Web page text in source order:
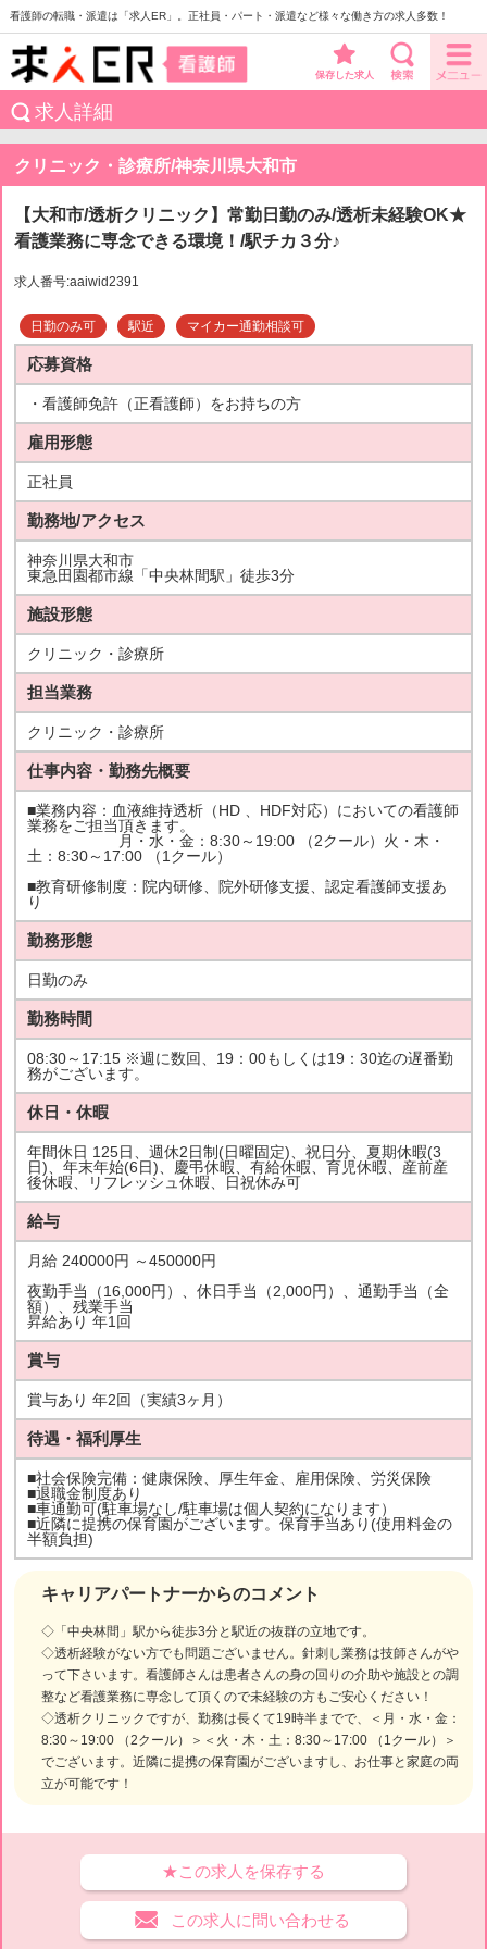
看護師の転職・派遣は「求人ER」。正社員・パート・派遣など様々な働き方の求人多数！
保存した求人
求人詳細
クリニック・診療所/神奈川県大和市
【大和市/透析クリニック】常勤日勤のみ/透析未経験OK★
看護業務に専念できる環境！/駅チカ３分♪
求人番号:aaiwid2391
日勤のみ可 駅近 マイカー通勤相談可
キャリアパートナーからのコメント
◇「中央林間」駅から徒歩3分と駅近の抜群の立地です。
◇透析経験がない方でも問題ございません。針刺し業務は技師さんがや
って下さいます。看護師さんは患者さんの身の回りの介助や施設との調
整など看護業務に専念して頂くので未経験の方もご安心ください！
◇透析クリニックですが、勤務は長くて19時半までで、＜月・水・金：
8:30～19:00 （2クール）＞＜火・木・土：8:30～17:00 （1クール）＞
でございます。近隣に提携の保育園がございますし、お仕事と家庭の両
立が可能です！
応募資格
・看護師免許（正看護師）をお持ちの方
雇用形態
正社員
勤務地/アクセス
神奈川県大和市
東急田園都市線「中央林間駅」徒歩3分
施設形態
クリニック・診療所
担当業務
クリニック・診療所
仕事内容・勤務先概要
■業務内容：血液維持透析（HD 、HDF対応）においての看護師
業務をご担当頂きます。
月・水・金：8:30～19:00 （2クール）火・木・
土：8:30～17:00 （1クール）
■教育研修制度：院内研修、院外研修支援、認定看護師支援あ
り
勤務形態
日勤のみ
勤務時間
08:30～17:15 ※週に数回、19：00もしくは19：30迄の遅番勤
務がございます。
休日・休暇
年間休日 125日、週休2日制(日曜固定)、祝日分、夏期休暇(3
日)、年末年始(6日)、慶弔休暇、有給休暇、育児休暇、産前産
後休暇、リフレッシュ休暇、日祝休み可
給与
月給 240000円 ～450000円
夜勤手当（16,000円）、休日手当（2,000円）、通勤手当（全
額）、残業手当
昇給あり 年1回
賞与
賞与あり 年2回（実績3ヶ月）
待遇・福利厚生
■社会保険完備：健康保険、厚生年金、雇用保険、労災保険
■退職金制度あり
■車通勤可(駐車場なし/駐車場は個人契約になります）
■近隣に提携の保育園がございます。保育手当あり(使用料金の
半額負担)
★この求人を保存する
この求人に問い合わせる